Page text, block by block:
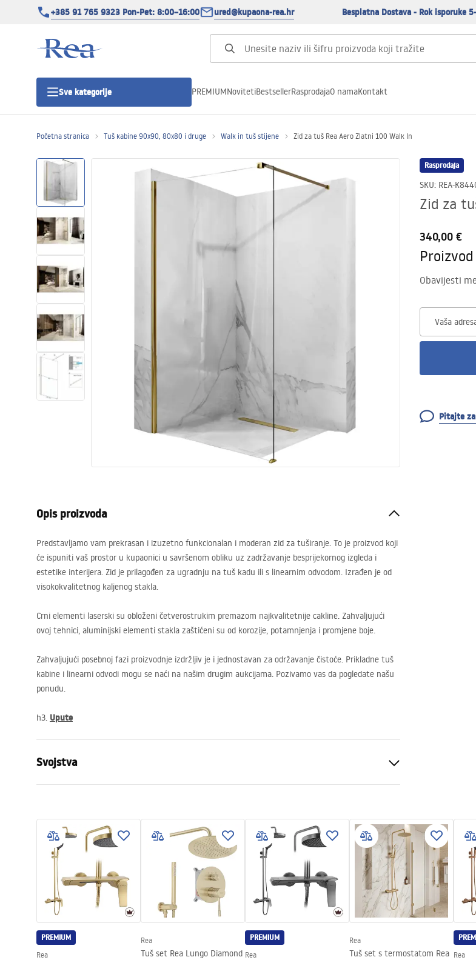
+385 91 765 9323 Pon-Pet: 8:00–16:00 ured@kupaona-rea.hr Besplatna Dostava - Rok isporuke
Sve kategorije
Tuš kade
Tuš Kanalice
WC školjke
Umivaonici
Kade i paravani
Miješalice, pipe, slavine
PREMIUMNovitetiBestsellerRasprodajaO namaKontakt
Početna stranica Tuš kabine 90x90, 80x80 i druge Walk in tuš stijene Zid za tuš Rea Aero Zlatni 100 Walk In
Rasprodaja
SKU: REA-
Zid za
340,00 €
Obavijesti
Vaša
Pitajte
Opis proizvoda
Predstavljamo vam prekrasan i izuzetno funkcionalan i moderan zid za tuširanje. To je proizvod koji
će ispuniti vaš prostor u kupaonici u savršenom obliku uz zadržavanje besprijekornog izgleda i
estetike interijera. Zid je prilagođen za ugradnju na tuš kadu ili s linearnim odvodom. Izrađen je od
visokokvalitetnog kaljenog stakla.
Crni elementi laserski su obloženi četverostrukim premazom najkvalitetnije cakline. Zahvaljujući
ovoj tehnici, aluminijski elementi stakla zaštićeni su od korozije, potamnjenja i promjene boje.
Zahvaljujući posebnoj fazi proizvodnje izdržljiv je i jednostavan za održavanje čistoće. Prikladne tuš
kabine i linearni odvodi mogu se naći na našim drugim aukcijama. Pozivamo vas da pogledate našu
ponudu.
h3. Upute
Svojstva
Tip kabine
Walk-in
Boja stakla
Transparent 8mm
Visina (mm)
Smjer kabine
Univerzalan
Jamstvo
24 mjeseca
PREMIUM
Rea
Rea
Tuš set Rea Lungo Diamond
PREMIUM
Rea
Rea
Tuš set s termostatom Rea Rea